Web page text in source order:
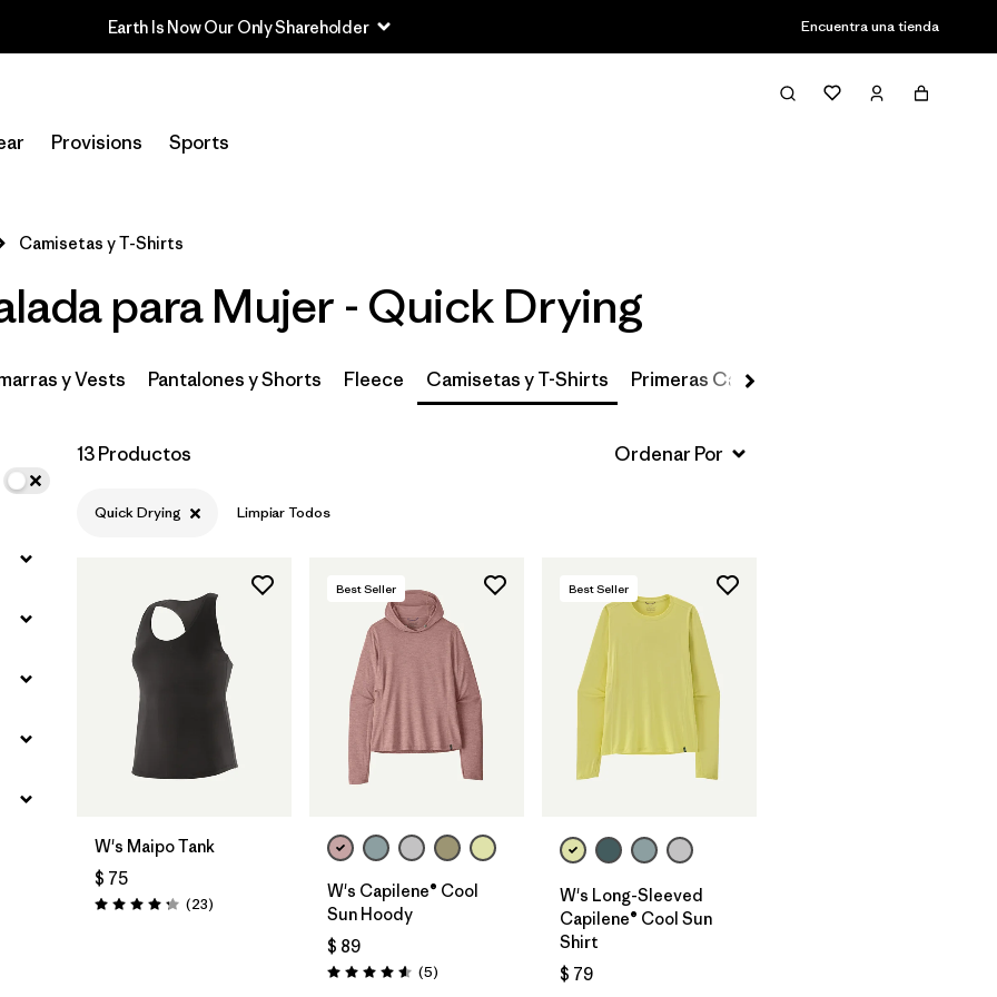
Encuentra una tienda
Provisions Sports
Filter & Sort
Selecciona una tienda
Filtrar por
Price
Filtrar por
Size
Filtrar por
Fit
Camisetas y T-Shirts
para Mujer - Quick Drying
y Vests Pantalones y Shorts Fleece Camisetas y T-Shirts Primeras Capas, Calcetines y Ropa
13 Productos
Quick Drying Limpiar Todos
W's Maipo Tank
$ 75
Valoración: 4.3 / 5
(23Comentarios
)
Best Seller
W's Capilene® Cool
Sun Hoody
$ 89
Valoración: 4.6 / 5
(5Comentarios
)
Best Seller
W's Long-Sleeved
Capilene® Cool Sun
Shirt
$ 79